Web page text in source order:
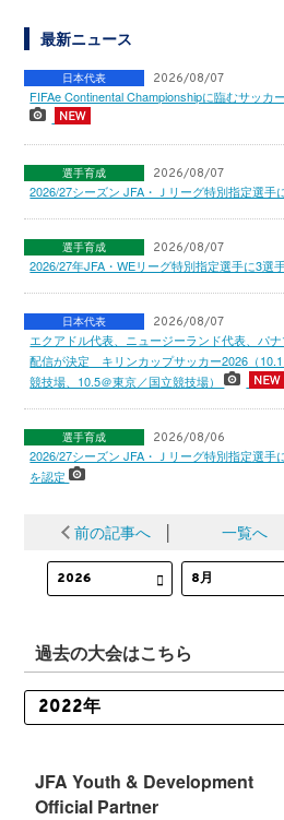
最新ニュース
日本代表 2026/08/07
FIFAe Continental Championshipに臨むサッカ
選手育成 2026/08/07
2026/27シーズン JFA・Ｊリーグ特別指定選手
選手育成 2026/08/07
2026/27年JFA・WEリーグ特別指定選手に3選
日本代表 2026/08/07
エクアドル代表、ニュージーランド代表、パ
配信が決定 キリンカップサッカー2026（
競技場、10.5＠東京／国立競技場）
選手育成 2026/08/06
2026/27シーズン JFA・Ｊリーグ特別指定選手
を認定
前の記事へ │ 一覧へ
過去の大会はこちら
JFA Youth & Development
Official Partner